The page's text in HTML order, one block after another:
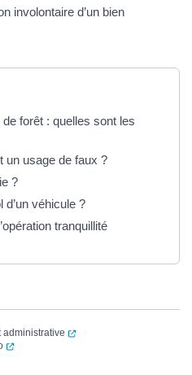
involontaire d’un bien
forêt : quelles sont les
un usage de faux ?
?
véhicule ?
tranquillité
administrative
(ouverture dans un
(ouverture dans un nouvel onglet)